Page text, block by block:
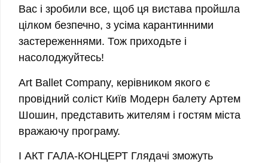
Вас і зробили все, щоб ця вистава пройшла
цілком безпечно, з усіма карантинними
застереженнями. Тож приходьте і
насолоджуйтесь!
Art Ballet Company, керівником якого є
провідний соліст Київ Модерн балету Артем
Шошин, представить жителям і гостям міста
вражаючу програму.
I АКТ ГАЛА-КОНЦЕРТ Глядачі зможуть